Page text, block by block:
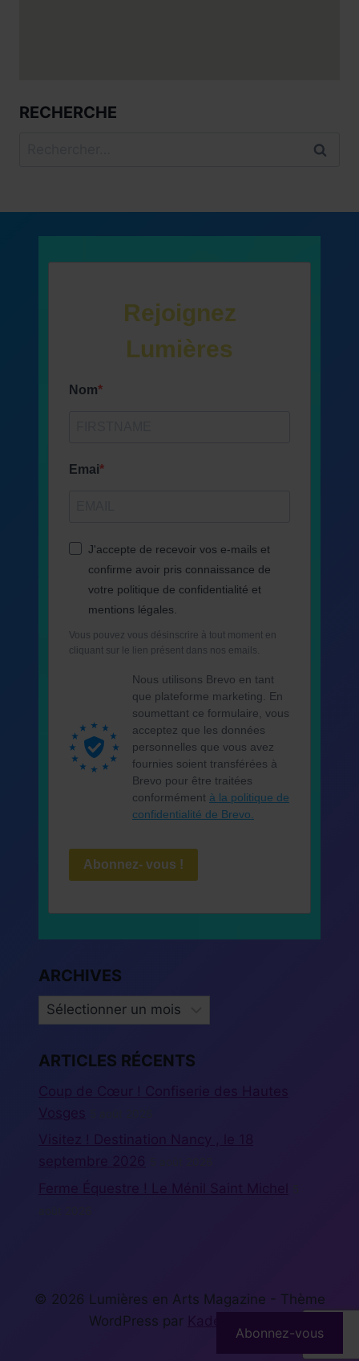
RECHERCHE
Rejoignez
Lumières
Nom
Emai
J'accepte de recevoir vos e-mails et
confirme avoir pris connaissance de
votre politique de confidentialité et
mentions légales.
Vous pouvez vous désinscrire à tout moment en
cliquant sur le lien présent dans nos emails.
Nous utilisons Brevo en tant
que plateforme marketing. En
soumettant ce formulaire, vous
acceptez que les données
personnelles que vous avez
fournies soient transférées à
Brevo pour être traitées
conformément à la politique de
confidentialité de Brevo.
Abonnez- vous !
ARCHIVES
ARCHIVES
ARTICLES RÉCENTS
© 2026 Lumières en Arts Magazine - Thème
WordPress par
Abonnez-vous